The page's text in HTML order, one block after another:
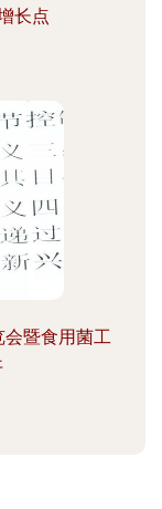
长点
暨食用菌工